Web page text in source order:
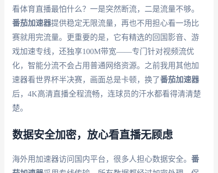
看体育直播最怕什么？一是突然断流，二是流量不够。
番茄加速器提供稳定无限流量，再也不用担心看一场比
赛就用完流量。更重要的是，它有精选的回国影音、游
戏加速专线，还独享100M带宽——专门针对视频流优
化，智能分流不会占用普通网络资源。之前我用其他加
速器看世界杯半决赛，画面总是卡顿，换了番茄加速器
后，4K高清直播全程流畅，连球员的汗水都看得清清楚
楚。
数据安全加密，放心看直播无顾虑
海外用加速器访问国内平台，很多人担心数据安全。 番